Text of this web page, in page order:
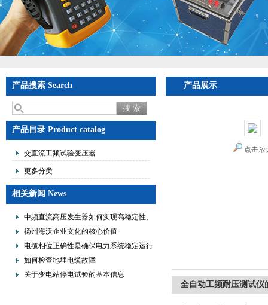
产品搜索 Search
产品目录 Product catalog
交直流工频试验变压器
更多分类
相关新闻 News
中频直流高压发生器如何实现高稳定性、
低纹波与便携式设计？
扬州海沃企业文化的核心价值
电缆相位正确性是确保电力系统稳定运行
的重要措施
如何检查地埋电缆故障
关于变电站停电试验的基本信息
产品展示
点击放
全自动工频耐压测试仪